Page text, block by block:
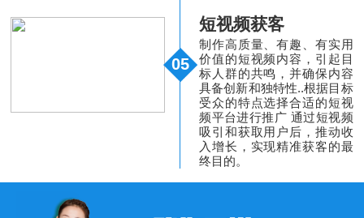
05
短视频获客
制作高质量、有趣、有实用
价值的短视频内容，引起目
标人群的共鸣，并确保内容
具备创新和独特性..根据目标
受众的特点选择合适的短视
频平台进行推广 通过短视频
吸引和获取用户后，推动收
入增长，实现精准获客的最
终目的。